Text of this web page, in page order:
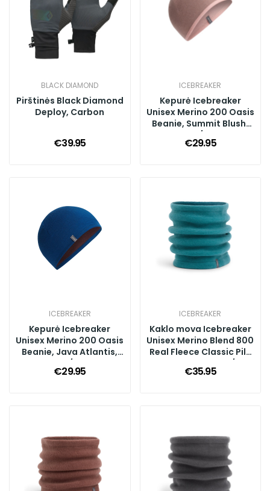
BLACK DIAMOND
Pirštinės Black Diamond
Deploy, Carbon
€39.95
ICEBREAKER
Kepurė Icebreaker
Unisex Merino 200 Oasis
Beanie, Summit Blush,
O/S
€29.95
ICEBREAKER
Kepurė Icebreaker
Unisex Merino 200 Oasis
Beanie, Java Atlantis,
O/S
€29.95
ICEBREAKER
Kaklo mova Icebreaker
Unisex Merino Blend 800
Real Fleece Classic Pile
Chute, Topaz, O/S
€35.95